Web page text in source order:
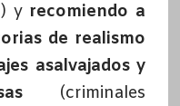
y recomiendo a
de realismo
asalvajados y
(criminales